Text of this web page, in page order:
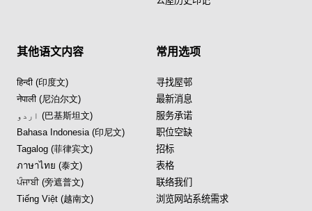
其他语文内容
हिन्दी (印度文)
नेपाली (尼泊尔文)
اردو (巴基斯坦文)
Bahasa Indonesia (印尼文)
Tagalog (菲律宾文)
ภาษาไทย (泰文)
ਪੰਜਾਬੀ (旁遮普文)
Tiếng Việt (越南文)
常用选项
寻找屋邨
最新消息
服务承诺
职位空缺
招标
表格
联络我们
浏览网站系统需求